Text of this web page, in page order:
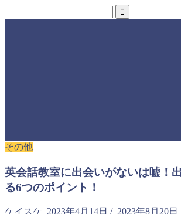
その他
英会話教室に出会いがないは嘘！
る6つのポイント！
ケイスケ 2023年4月14日 / 2023年8月20日